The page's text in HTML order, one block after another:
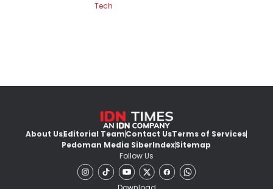
Tech
About UsEditorial TeamContact UsTerms of Services
Pedoman Media SiberIndexSitemap
Follow Us